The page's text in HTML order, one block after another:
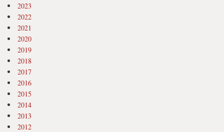
2023
2022
2021
2020
2019
2018
2017
2016
2015
2014
2013
2012